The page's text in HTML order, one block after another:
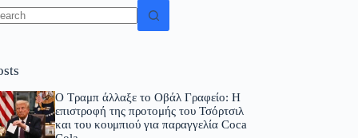
Ο Τραμπ άλλαξε το Οβάλ Γραφείο: Η
επιστροφή της προτομής του Τσόρτσιλ
και του κουμπιού για παραγγελία Coca